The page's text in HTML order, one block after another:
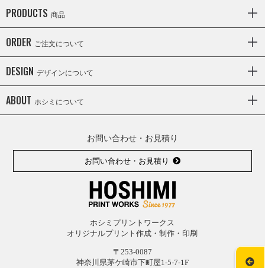
PRODUCTS 商品
ORDER ご注文について
DESIGN デザインについて
ABOUT ホシミについて
お問い合わせ・お見積り
お問い合わせ・お見積り
ホシミプリントワークス
オリジナルプリント作成・制作・印刷
〒253-0087
神奈川県茅ケ崎市下町屋1-5-7-1F